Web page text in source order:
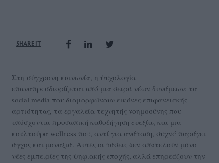
SHARE IT
Στη σύγχρονη κοινωνία, η ψυχολογία
επαναπροσδιορίζεται από μια σειρά νέων δυνάμεων: τα
social media που διαμορφώνουν εικόνες επιφανειακής
αρτιότητας, τα εργαλεία τεχνητής νοημοσύνης που
υπόσχονται προσωπική καθοδήγηση ευεξίας και μια
κουλτούρα wellness που, αντί για ανάταση, συχνά παράγει
άγχος και μοναξιά. Αυτές οι τάσεις δεν αποτελούν μόνο
νέες εμπειρίες της ψηφιακής εποχής, αλλά επηρεάζουν την